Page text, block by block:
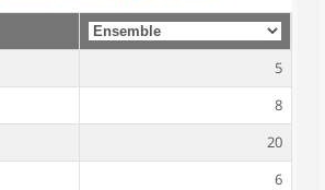
5
8
20
6